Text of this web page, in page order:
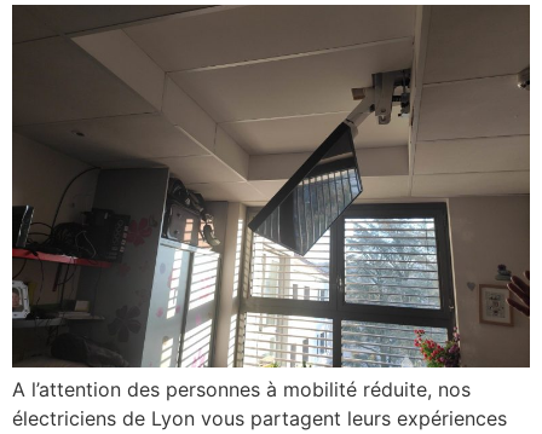
A l’attention des personnes à mobilité réduite, nos
électriciens de Lyon vous partagent leurs expériences